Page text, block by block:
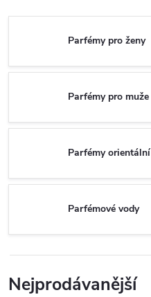
Parfémy pro ženy
Parfémy pro muže
Parfémy orientální
Parfémové vody
Nejprodávanější